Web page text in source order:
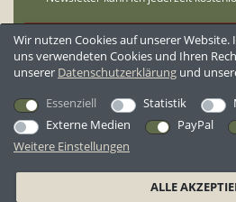
**Der Gutschein wird nur an Neukunden
KUNDENBEWERTUNGEN
Wir nutzen Cookies auf unserer
uns verwendeten Cookies und Ihren
unserer Daten­schutz­erklärung und
Essenziell
Statistik
Externe Medien
PayPal
Weitere Einstellungen
ALLE